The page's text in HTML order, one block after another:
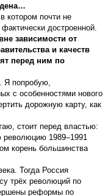
котором почти не
достроенной.
зависимости от
и качеств
перед ним по
Я попробую,
с особенностями нового
дорожную карту, как
стоит перед властью:
революцию 1989–1991
корень большинства
Тогда Россия
трёх революций по
реформы по